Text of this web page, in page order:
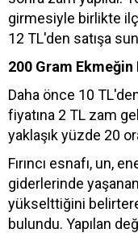
girmesiyle birlikte
12 TL'den satışa
200 Gram Ekmeğin
Daha önce 10
fiyatına 2 TL zam
yaklaşık yüzde 20
Fırıncı esnafı, un,
giderlerinde
yükselttiğini
bulundu. Yapılan